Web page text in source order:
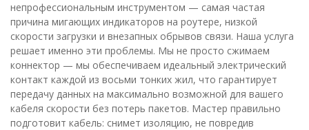
непрофессиональным инструментом — самая частая
причина мигающих индикаторов на роутере, низкой
скорости загрузки и внезапных обрывов связи. Наша услуга
решает именно эти проблемы. Мы не просто сжимаем
коннектор — мы обеспечиваем идеальный электрический
контакт каждой из восьми тонких жил, что гарантирует
передачу данных на максимально возможной для вашего
кабеля скорости без потерь пакетов. Мастер правильно
подготовит кабель: снимет изоляцию, не повредив